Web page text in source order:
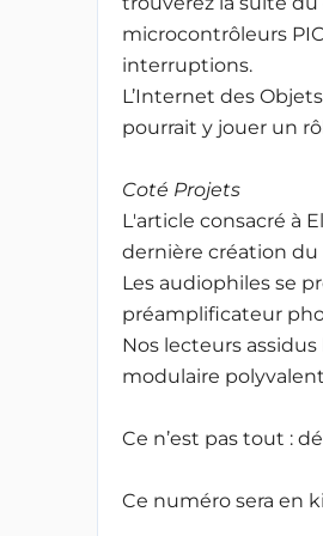
microcontrôleurs
interruptions.
L’Internet des
pourrait y jouer un
Coté Projets
L'article consacré à
dernière création du
Les audiophiles se
préamplificateur
Nos lecteurs
modulaire
Ce n’est pas tout :
Ce numéro sera en